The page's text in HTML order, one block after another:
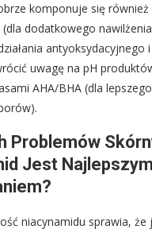
komponuje się również
dodatkowego
antyoksydacyjnego
uwagę na pH
AHA/BHA (dla
Problemów
Jest Najlepszym
niacynamidu sprawia, że